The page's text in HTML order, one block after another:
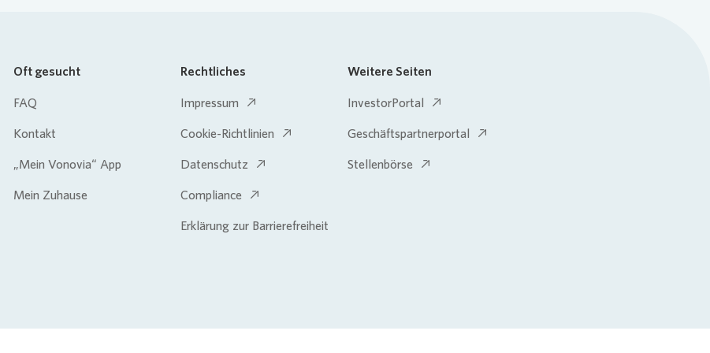
Oft gesucht
FAQ
Kontakt
„Mein Vonovia“ App
Mein Zuhause
Rechtliches
Impressum
Cookie-Richtlinien
Datenschutz
Compliance
Erklärung zur Barrierefreiheit
Weitere Seiten
InvestorPortal
Geschäftspartnerportal
Stellenbörse